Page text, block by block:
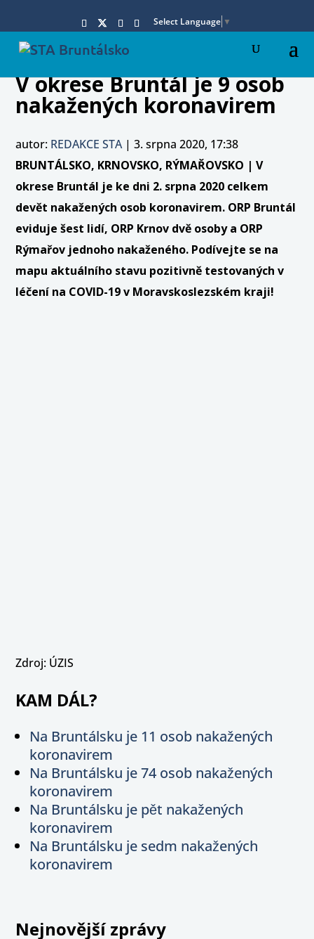
Select Language ▼
V okrese Bruntál je 9 osob
nakažených koronavirem
autor: REDAKCE STA|3. srpna 2020, 17:38
BRUNTÁLSKO, KRNOVSKO, RÝMAŘOVSKO | V
okrese Bruntál je ke dni 2. srpna 2020 celkem
devět nakažených osob koronavirem. ORP Bruntál
eviduje šest lidí, ORP Krnov dvě osoby a ORP
Rýmařov jednoho nakaženého. Podívejte se na
mapu aktuálního stavu pozitivně testovaných v
léčení na COVID-19 v Moravskoslezském kraji!
Zdroj: ÚZIS
KAM DÁL?
Na Bruntálsku je 11 osob nakažených
koronavirem
Na Bruntálsku je 74 osob nakažených
koronavirem
Na Bruntálsku je pět nakažených
koronavirem
Na Bruntálsku je sedm nakažených
koronavirem
Nejnovější zprávy